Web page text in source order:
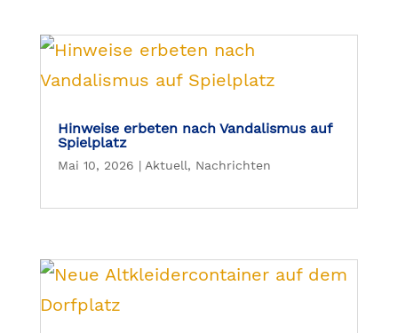
Hinweise erbeten nach Vandalismus auf
Spielplatz
Mai 10, 2026 | Aktuell, Nachrichten